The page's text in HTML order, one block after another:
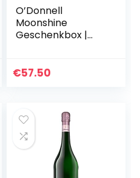
O’Donnell
Moonshine
Geschenkbox |
Shotgläser +
€57.50